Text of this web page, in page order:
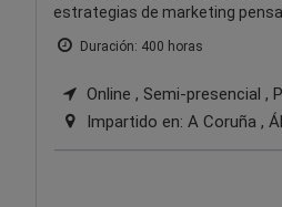
estrategias de marketing
Duración: 400 horas
Online , Semi-presencial ,
Impartido en: A Coruña ,